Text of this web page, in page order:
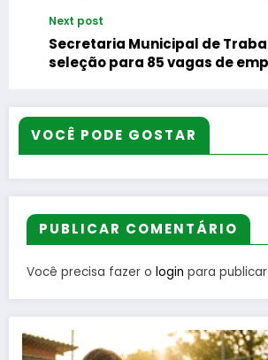
Next post
Secretaria Municipal de
seleção para 85 vagas de
VOCÊ PODE GOSTAR
PUBLICAR COMENTÁRIO
Você precisa fazer o login para